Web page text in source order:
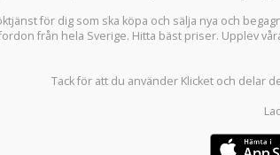
för dig som ska köpa och sälja nya och
från hela Sverige. Hitta bäst priser. Upplev
Tack för att du använder Klicket och delar